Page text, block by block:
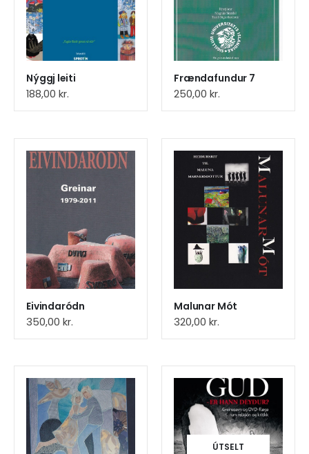
Nýggj leiti
188,00 kr.
Frændafundur 7
250,00 kr.
Eivindaródn
350,00 kr.
Malunar Mót
320,00 kr.
ÚTSELT